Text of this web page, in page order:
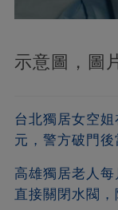
示意圖，圖
台北獨居女空
元，警方破門
高雄獨居老人
直接關閉水閥